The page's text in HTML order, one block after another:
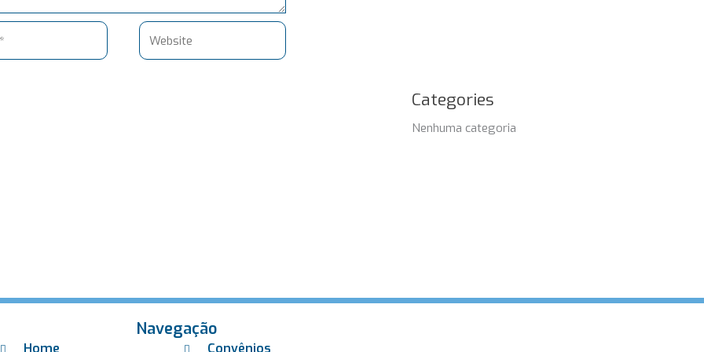
Categories
Nenhuma categoria
Navegação